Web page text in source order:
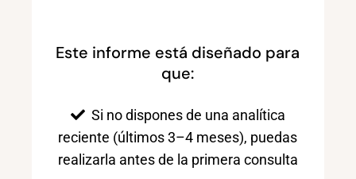
Este informe está diseñado para
que:
Si no dispones de una analítica
reciente (últimos 3–4 meses), puedas
realizarla antes de la primera consulta